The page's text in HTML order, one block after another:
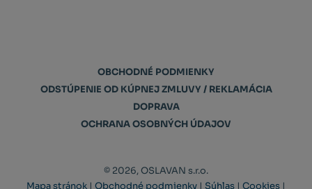
OBCHODNÉ PODMIENKY
ODSTÚPENIE OD KÚPNEJ ZMLUVY / REKLAMÁCIA
DOPRAVA
OCHRANA OSOBNÝCH ÚDAJOV
© 2026, OSLAVAN s.r.o.
Mapa stránok | Obchodné podmienky | Súhlas | Cookies |